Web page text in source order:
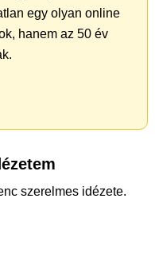
egy olyan online
hanem az 50 év
szerelmes idézete.